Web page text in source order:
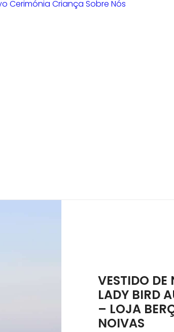
Cerimónia Criança Sobre Nós
VESTIDO DE
LADY BIRD
– LOJA
NOIVAS